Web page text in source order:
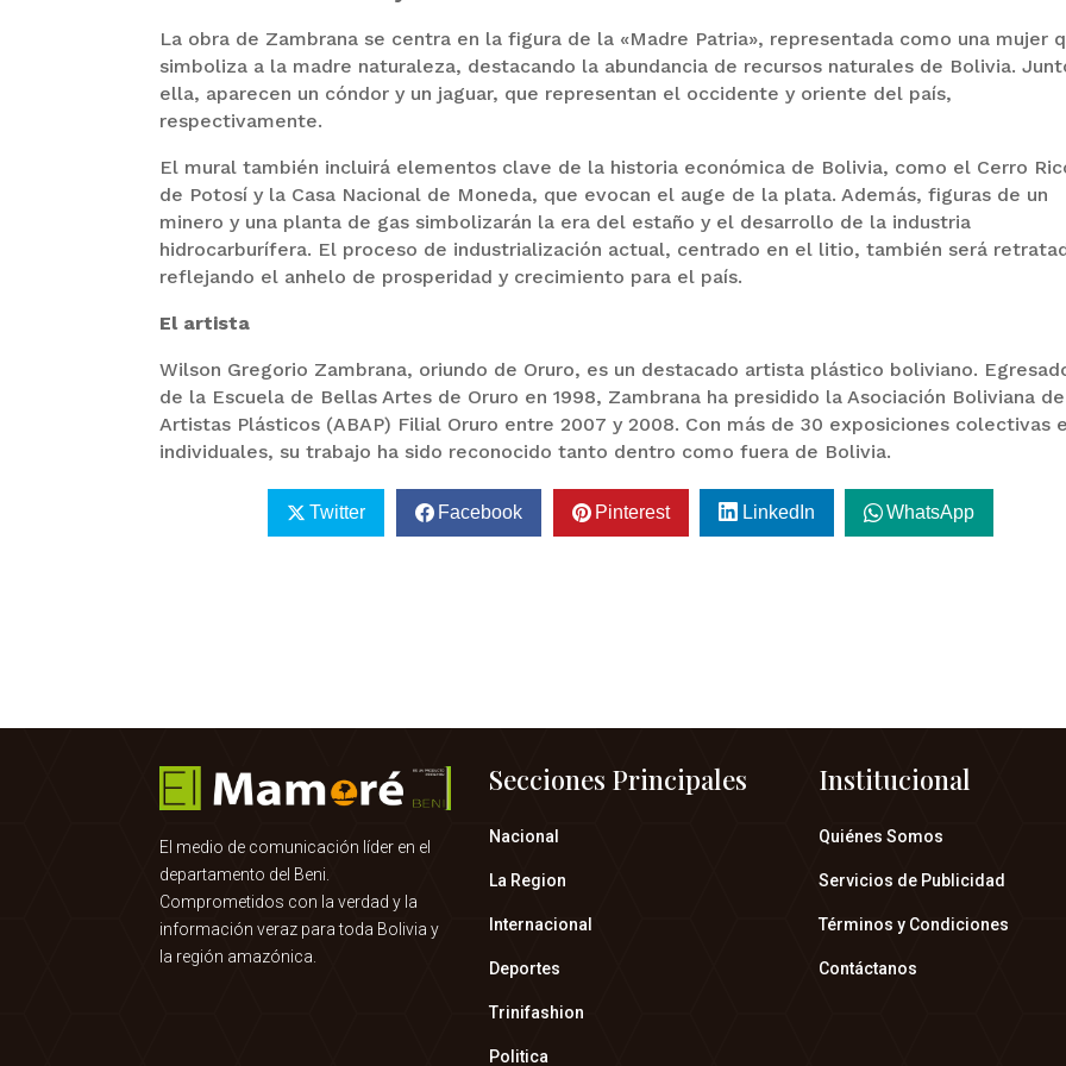
La obra de Zambrana se centra en la figura de la «Madre Patria», representada como una mujer
simboliza a la madre naturaleza, destacando la abundancia de recursos naturales de Bolivia.
ella, aparecen un cóndor y un jaguar, que representan el occidente y oriente del país,
respectivamente.
El mural también incluirá elementos clave de la historia económica de Bolivia, como el Cerro
de Potosí y la Casa Nacional de Moneda, que evocan el auge de la plata. Además, figuras de un
minero y una planta de gas simbolizarán la era del estaño y el desarrollo de la industria
hidrocarburífera. El proceso de industrialización actual, centrado en el litio, también será
reflejando el anhelo de prosperidad y crecimiento para el país.
El artista
Wilson Gregorio Zambrana, oriundo de Oruro, es un destacado artista plástico boliviano.
de la Escuela de Bellas Artes de Oruro en 1998, Zambrana ha presidido la Asociación Boliviana de
Artistas Plásticos (ABAP) Filial Oruro entre 2007 y 2008. Con más de 30 exposiciones colectivas e
individuales, su trabajo ha sido reconocido tanto dentro como fuera de Bolivia.
Twitter Facebook Pinterest LinkedIn WhatsApp
El medio de comunicación líder en el
departamento del Beni.
Comprometidos con la verdad y la
información veraz para toda Bolivia y
la región amazónica.
Secciones Principales
Nacional
La Region
Internacional
Deportes
Trinifashion
Politica
Institucional
Quiénes Somos
Servicios de Publicidad
Términos y Condiciones
Contáctanos